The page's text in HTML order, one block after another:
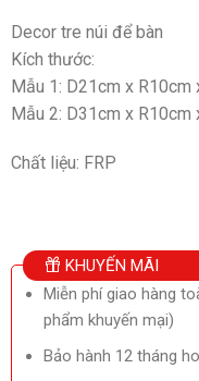
Decor tre núi để bàn
Kích thước:
Mẫu 1: D21cm x R10cm
Mẫu 2: D31cm x R10cm
Chất liệu: FRP
KHUYẾN MÃI
Miễn phí giao hàng
phẩm khuyến mại)
Bảo hành 12 tháng